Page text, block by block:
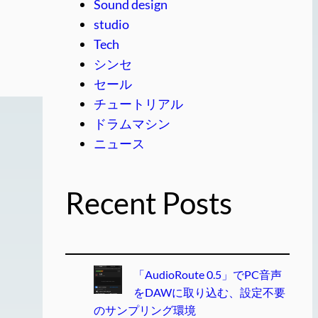
Sound design
studio
Tech
シンセ
セール
チュートリアル
ドラムマシン
ニュース
Recent Posts
「AudioRoute 0.5」でPC音声
をDAWに取り込む、設定不要
のサンプリング環境